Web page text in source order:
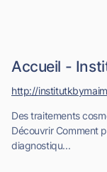
Accueil -
Des traitements
Découvrir Comment
diagnostiqu...
http://